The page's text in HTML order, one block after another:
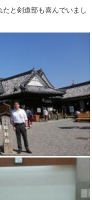
と剣道部も喜んでいまし